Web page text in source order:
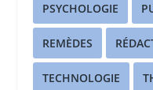
PSYCHOLOGIE
REMÈDES
TECHNOLOGIE